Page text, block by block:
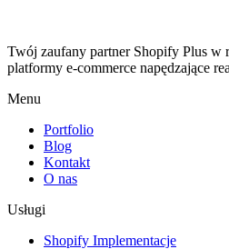
Twój zaufany partner Shopify Plus w
platformy e-commerce napędzające
Menu
Portfolio
Blog
Kontakt
O nas
Usługi
Shopify Implementacje